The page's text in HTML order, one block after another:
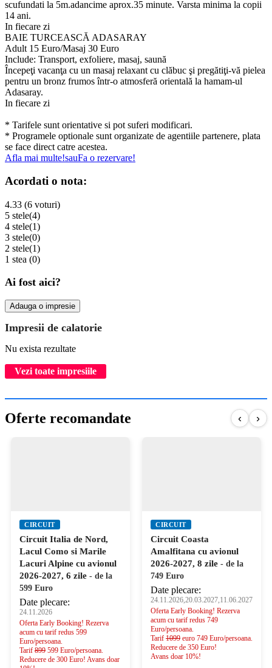
scufundati la 5m.adancime aprox.35 minute. Varsta minima la copii
14 ani.
In fiecare zi
BAIE TURCEASCĂ ADASARAY
Adult 15 Euro/Masaj 30 Euro
Include: Transport, exfoliere, masaj, saună
Începeţi vacanţa cu un masaj relaxant cu clăbuc şi pregătiţi-vă pielea
pentru un bronz frumos într-o atmosferă orientală la hamam-ul
Adasaray.
In fiecare zi
* Tarifele sunt orientative si pot suferi modificari.
* Programele optionale sunt organizate de agentiile partenere, plata
se face direct catre acestea.
Afla mai multe!sauFa o rezervare!
Acordati o nota:
4.33 (6 voturi)
5 stele(4)
4 stele(1)
3 stele(0)
2 stele(1)
1 stea (0)
Ai fost aici?
Adauga o impresie
Impresii de calatorie
Nu exista rezultate
Vezi toate impresiile
Oferte recomandate ‹ ›
CIRCUIT
Circuit Coasta
Amalfitana cu avionul
2026-2027, 8 zile- de la
749 Euro
Date plecare:
24.11.2026,20.03.2027,11.06.2027
Oferta Early Booking! Rezerva
acum cu tarif redus 749
Euro/persoana.
Tarif
Reducere de 350 Euro!
Avans doar 10%!
CIRCUIT
Circuit Spania Maura,
Maroc si Gibraltar cu
avionul 2026-2027, 11
zile- de la 1369 Euro
Date plecare:
Oferta Speciala pentru plecarea din
25.08.2026!
Rezerva acum cu tarif redus 1369
Euro/persoana
Tarif19991369 Euro/persoana
Reducere de 630 Euro! Avans doar